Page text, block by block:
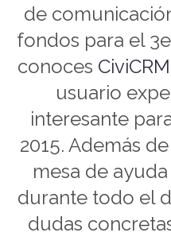
de
fondos para el
conoces CiviCRM
usuario
interesante
2015. Además
mesa de
durante todo el
dudas